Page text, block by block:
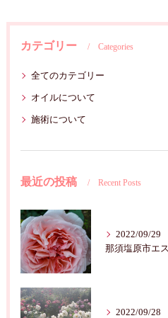
カテゴリー Categories
全てのカテゴリー
オイルについて
施術について
最近の投稿 Recent Posts
2022/09/29
那須塩原市エ
2022/09/28